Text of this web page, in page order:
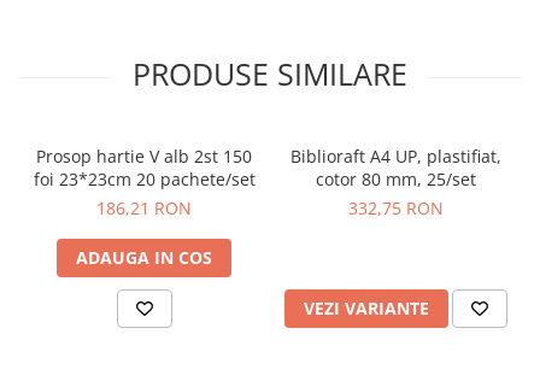
PRODUSE SIMILARE
Prosop hartie V alb 2st 150
foi 23*23cm 20 pachete/set
186,21 RON
ADAUGA IN COS
Biblioraft A4 UP, plastifiat,
cotor 80 mm, 25/set
332,75 RON
VEZI VARIANTE